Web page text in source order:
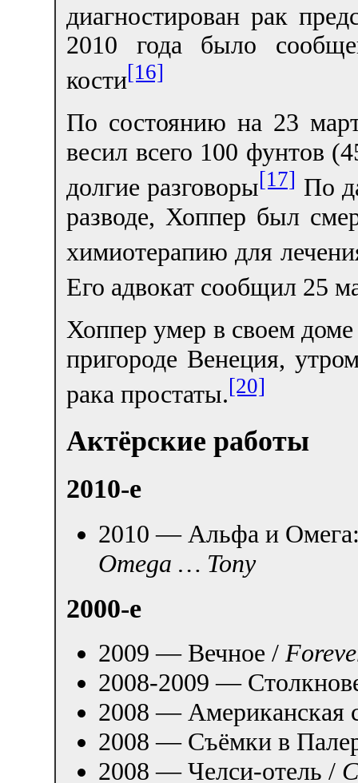
диагностирован рак
2010 года было
кости[16]
По состоянию на 23
весил всего 100 фунтов
долгие разговоры[17] По
разводе, Хоппер был
химиотерапию для
Его адвокат сообщил 25
Хоппер умер в своем
пригороде Венеция,
рака простаты.[20]
Актёрские работы
2010-е
2010 — Альфа и
Omega … Tony
2000-е
2009 — Вечное /
2008-2009 —
2008 — Американская
2008 — Съёмки в
2008 — Челси-отель /